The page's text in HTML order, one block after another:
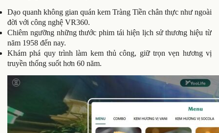
Dạo quanh không gian quán kem Tràng Tiền chân thực như ngoài
đời với công nghệ VR360.
Chiêm ngưỡng những thước phim tái hiện lịch sử thương hiệu từ
năm 1958 đến nay.
Khám phá quy trình làm kem thủ công, giữ trọn vẹn hương vị
truyền thống suốt hơn 60 năm.